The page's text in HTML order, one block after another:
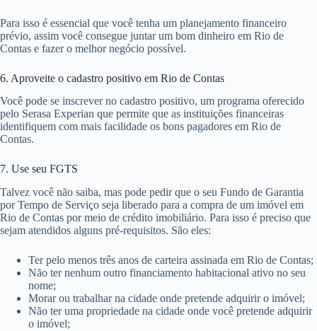
Para isso é essencial que você tenha um planejamento financeiro
prévio, assim você consegue juntar um bom dinheiro em Rio de
Contas e fazer o melhor negócio possível.
6. Aproveite o cadastro positivo em Rio de Contas
Você pode se inscrever no cadastro positivo, um programa oferecido
pelo Serasa Experian que permite que as instituições financeiras
identifiquem com mais facilidade os bons pagadores em Rio de
Contas.
7. Use seu FGTS
Talvez você não saiba, mas pode pedir que o seu Fundo de Garantia
por Tempo de Serviço seja liberado para a compra de um imóvel em
Rio de Contas por meio de crédito imobiliário. Para isso é preciso que
sejam atendidos alguns pré-requisitos. São eles:
Ter pelo menos três anos de carteira assinada em Rio de Contas;
Não ter nenhum outro financiamento habitacional ativo no seu
nome;
Morar ou trabalhar na cidade onde pretende adquirir o imóvel;
Não ter uma propriedade na cidade onde você pretende adquirir
o imóvel;